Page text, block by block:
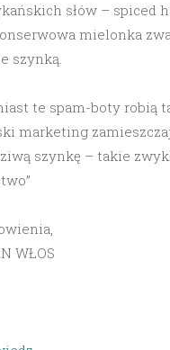
słów – spiced
mielonka
szynką.
te spam-boty robią
marketing
szynkę – takie
WŁOS